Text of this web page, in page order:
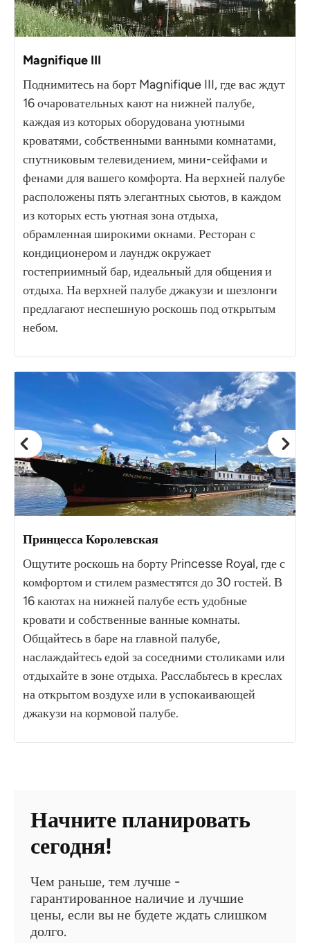
Magnifique III
Поднимитесь на борт Magnifique III, где вас ждут
16 очаровательных кают на нижней палубе,
каждая из которых оборудована уютными
кроватями, собственными ванными комнатами,
спутниковым телевидением, мини-сейфами и
фенами для вашего комфорта. На верхней палубе
расположены пять элегантных сьютов, в каждом
из которых есть уютная зона отдыха,
обрамленная широкими окнами. Ресторан с
кондиционером и лаундж окружает
гостеприимный бар, идеальный для общения и
отдыха. На верхней палубе джакузи и шезлонги
предлагают неспешную роскошь под открытым
небом.
Принцесса Королевская
Ощутите роскошь на борту Princesse Royal, где с
комфортом и стилем разместятся до 30 гостей. В
16 каютах на нижней палубе есть удобные
кровати и собственные ванные комнаты.
Общайтесь в баре на главной палубе,
наслаждайтесь едой за соседними столиками или
отдыхайте в зоне отдыха. Расслабьтесь в креслах
на открытом воздухе или в успокаивающей
джакузи на кормовой палубе.
Начните планировать
сегодня!
Чем раньше, тем лучше -
гарантированное наличие и лучшие
цены, если вы не будете ждать слишком
долго.